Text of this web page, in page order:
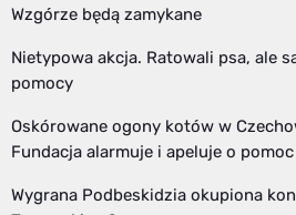
Wzgórze będą zamykane
Nietypowa akcja. Ratowali psa, ale
pomocy
Oskórowane ogony kotów w
Fundacja alarmuje i apeluje o pomoc
Wygrana Podbeskidzia okupiona